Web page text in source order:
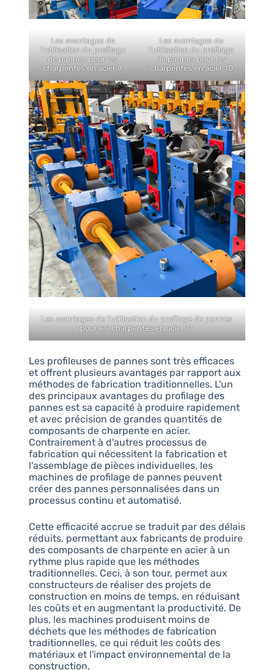
Les avantages de
l'utilisation du profilage
de pannes pour les
charpentes en acier 9
Les avantages de
l'utilisation du profilage
de pannes pour les
charpentes en acier 10
Les avantages de l'utilisation du profilage de pannes
pour les charpentes en acier 11
Les profileuses de pannes sont très efficaces
et offrent plusieurs avantages par rapport aux
méthodes de fabrication traditionnelles. L'un
des principaux avantages du profilage des
pannes est sa capacité à produire rapidement
et avec précision de grandes quantités de
composants de charpente en acier.
Contrairement à d'autres processus de
fabrication qui nécessitent la fabrication et
l'assemblage de pièces individuelles, les
machines de profilage de pannes peuvent
créer des pannes personnalisées dans un
processus continu et automatisé.
Cette efficacité accrue se traduit par des délais
réduits, permettant aux fabricants de produire
des composants de charpente en acier à un
rythme plus rapide que les méthodes
traditionnelles. Ceci, à son tour, permet aux
constructeurs de réaliser des projets de
construction en moins de temps, en réduisant
les coûts et en augmentant la productivité. De
plus, les machines produisent moins de
déchets que les méthodes de fabrication
traditionnelles, ce qui réduit les coûts des
matériaux et l'impact environnemental de la
construction.